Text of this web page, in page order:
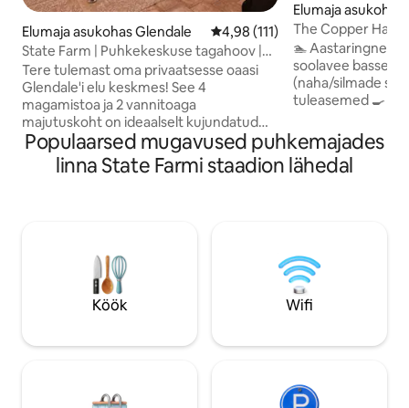
Elumaja asukohas Glendale Keskmine hinnang 4,98/5, 111
4,98 (111)
State Farm | Puhkekeskuse tagahoov |
Bassein, mullivann | Väliruum
Tere tulemast oma privaatsesse oaasi
Glendale'i elu keskmes! See 4
magamistoa ja 2 vannitoaga
majutuskoht on ideaalselt kujundatud
lõõgastumiseks ja meelelahutuseks.
Jalutuskäigu kaugusel State Farmi
staadion | Kuumaveega bassein,
vannituba, kus on dušinurk.
2. magamistuba: mugav lai
kaheinimesevoodi. Magamistuba 3:
mugav laia kaheinimesevoodi.
voodi on lai kaheinimesevoodi, ülemine
Elumaja asukohas
The Copper
soojendusega
🏊 Aastaringne
soolavee
(naha/silmade
tuleasemed 🍳
piljardilaua,
suure ekraaniga
söögiks ja baar
sarnane
(Glendale'i
golfireisideks ja
Populaarsed mugavused puhkemajades
linna State Farmi staadion lähedal
Köök Wifi